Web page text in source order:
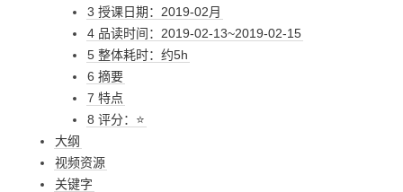
3 授课日期：2019-02月
4 品读时间：2019-02-13~2019-02-15
5 整体耗时：约5h
6 摘要
7 特点
8 评分：⭐
大纲
视频资源
关键字